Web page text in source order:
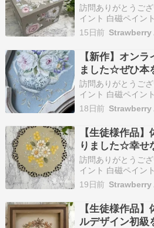
訪問ありがとうご
イント 白磁ペイン
教室を開催してお
千香です 一人一人
のこもった作品作
スンしております
15日前 Strawberry
【新作】オン
ました☆ぜひ本
てもらいたいで
訪問ありがとうご
イント 白磁ペイン
教室を開催してお
千香です 一人一人
のこもった作品作
スンしております
18日前 Strawberry
【生徒様作品
りました☆幸せ
す
訪問ありがとうご
イント 白磁ペイン
教室を開催してお
千香です 一人一人
のこもった作品作
スンしております
19日前 Strawberry
【生徒様作品
ルデザイン初級